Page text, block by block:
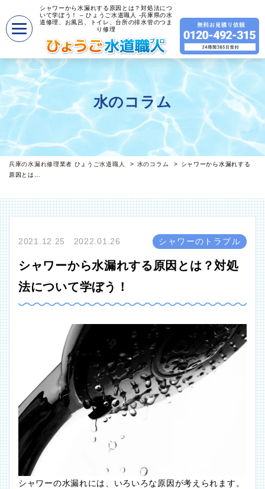
シャワーから水漏れする原因とは？対処法につ
いて学ぼう！ – ひょうご水道職人 -兵庫県の水
道修理、お風呂、トイレ、台所の排水管のつま
り修理
水のコラム
兵庫の水漏れ修理業者 ひょうご水道職人 水のコラム
シャワーから水漏れする
原因とは…
2021.12.25 2022.01.26 シャワーのトラブル
シャワーから水漏れする原因とは？対処
法について学ぼう！
シャワーの水漏れには、いろいろな原因が考えられます。